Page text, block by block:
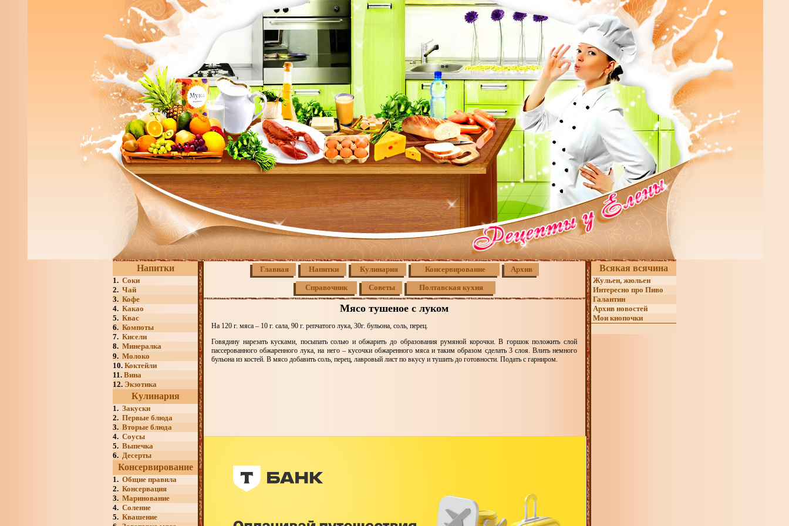
Напитки
1. Соки
2. Чай
3. Кофе
4. Какао
5. Квас
6. Компоты
7. Кисели
8. Минералка
9. Молоко
10. Коктейли
11. Вина
12. Экзотика
Кулинария
1. Закуски
2. Первые блюда
3. Вторые блюда
4. Соусы
5. Выпечка
6. Десерты
Консервирование
1. Общие правила
2. Консервация
3. Маринование
4. Соление
5. Квашение
Главная Напитки Кулинария Консервирование Архив
Справочник Советы Полтавская кухня
Мясо тушеное с луком
На 120 г. мяса – 10 г. сала, 90 г. репчатого лука, 30г. бульона, соль, перец.
Говядину нарезать кусками, посыпать солью и обжарить до образования румяной корочки. В горшок положить слой
пассерованного обжаренного лука, на него – кусочки обжаренного мяса и таким образом сделать 3 слоя. Влить немного
бульона из костей. В мясо добавить соль, перец, лавровый лист по вкусу и тушить до готовности. Подать с гарниром.
Всякая всячина
Жульен, жюльен
Интересно про Пиво
Галантин
Архив новостей
Мои кнопочки